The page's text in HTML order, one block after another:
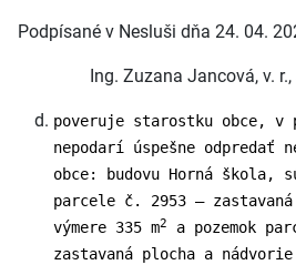
Podpísané v Nesluši dňa 24. 04.
Ing. Zuzana Jancová, v.
poveruje starostku obce, v
nepodarí úspešne odpredať
obce: budovu Horná škola,
parcele č. 2953 –
výmere 335 m2
a pozemok
zastavaná plocha a nádvorie